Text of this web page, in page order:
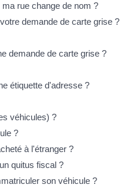
rue change de nom ?
demande de carte grise ?
demande de carte grise ?
étiquette d'adresse ?
véhicules) ?
?
à l'étranger ?
quitus fiscal ?
son véhicule ?